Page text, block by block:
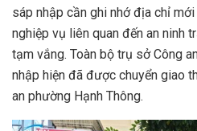
sáp nhập cần ghi nhớ địa chỉ
nghiệp vụ liên quan đến an ninh
tạm vắng. Toàn bộ trụ sở Công
nhập hiện đã được chuyển giao
an phường Hạnh Thông.